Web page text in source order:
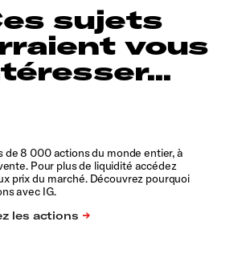
sujets
vous
de 8 000 actions du monde entier, à
Pour plus de liquidité accédez
prix du marché. Découvrez pourquoi
avec IG.